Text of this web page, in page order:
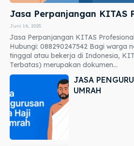
Jasa Perpanjangan KITAS
Juni 16, 2025
Jasa Perpanjangan KITAS
Hubungi: 088290247542 Bagi warga
tinggal atau bekerja di Indonesia,
Terbatas) merupakan dokumen...
JASA
UMRAH